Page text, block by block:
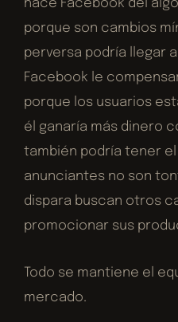
hace Facebook del
porque son cambios
perversa podría llegar
Facebook le
porque los usuarios
él ganaría más dinero
también podría tener
anunciantes no son
dispara buscan otros
promocionar sus
Todo se mantiene el
mercado.